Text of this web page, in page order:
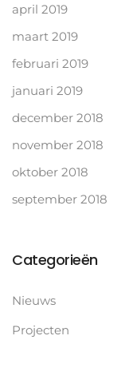
april 2019
maart 2019
februari 2019
januari 2019
december 2018
november 2018
oktober 2018
september 2018
Categorieën
Nieuws
Projecten